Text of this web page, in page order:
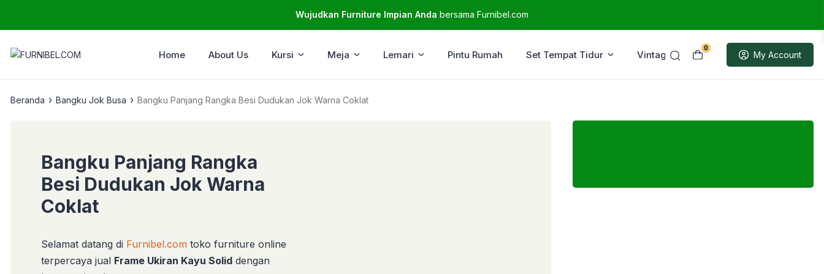
Wujudkan Furniture Impian Anda bersama Furnibel.com
0
My Account
Home About Us Kursi Meja Lemari Pintu Rumah Set Tempat Tidur Vintage Sample
Beranda › Bangku Jok Busa › Bangku Panjang Rangka Besi Dudukan Jok Warna Coklat
Bangku Panjang Rangka
Besi Dudukan Jok Warna
Coklat
Selamat datang di Furnibel.com toko furniture online
terpercaya jual Frame Ukiran Kayu Solid dengan